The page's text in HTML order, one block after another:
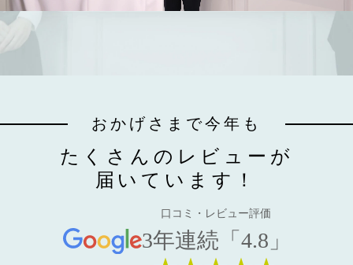
おかげさまで今年も
たくさんのレビューが
届いています！
口コミ・レビュー評価
3年連続「4.8」